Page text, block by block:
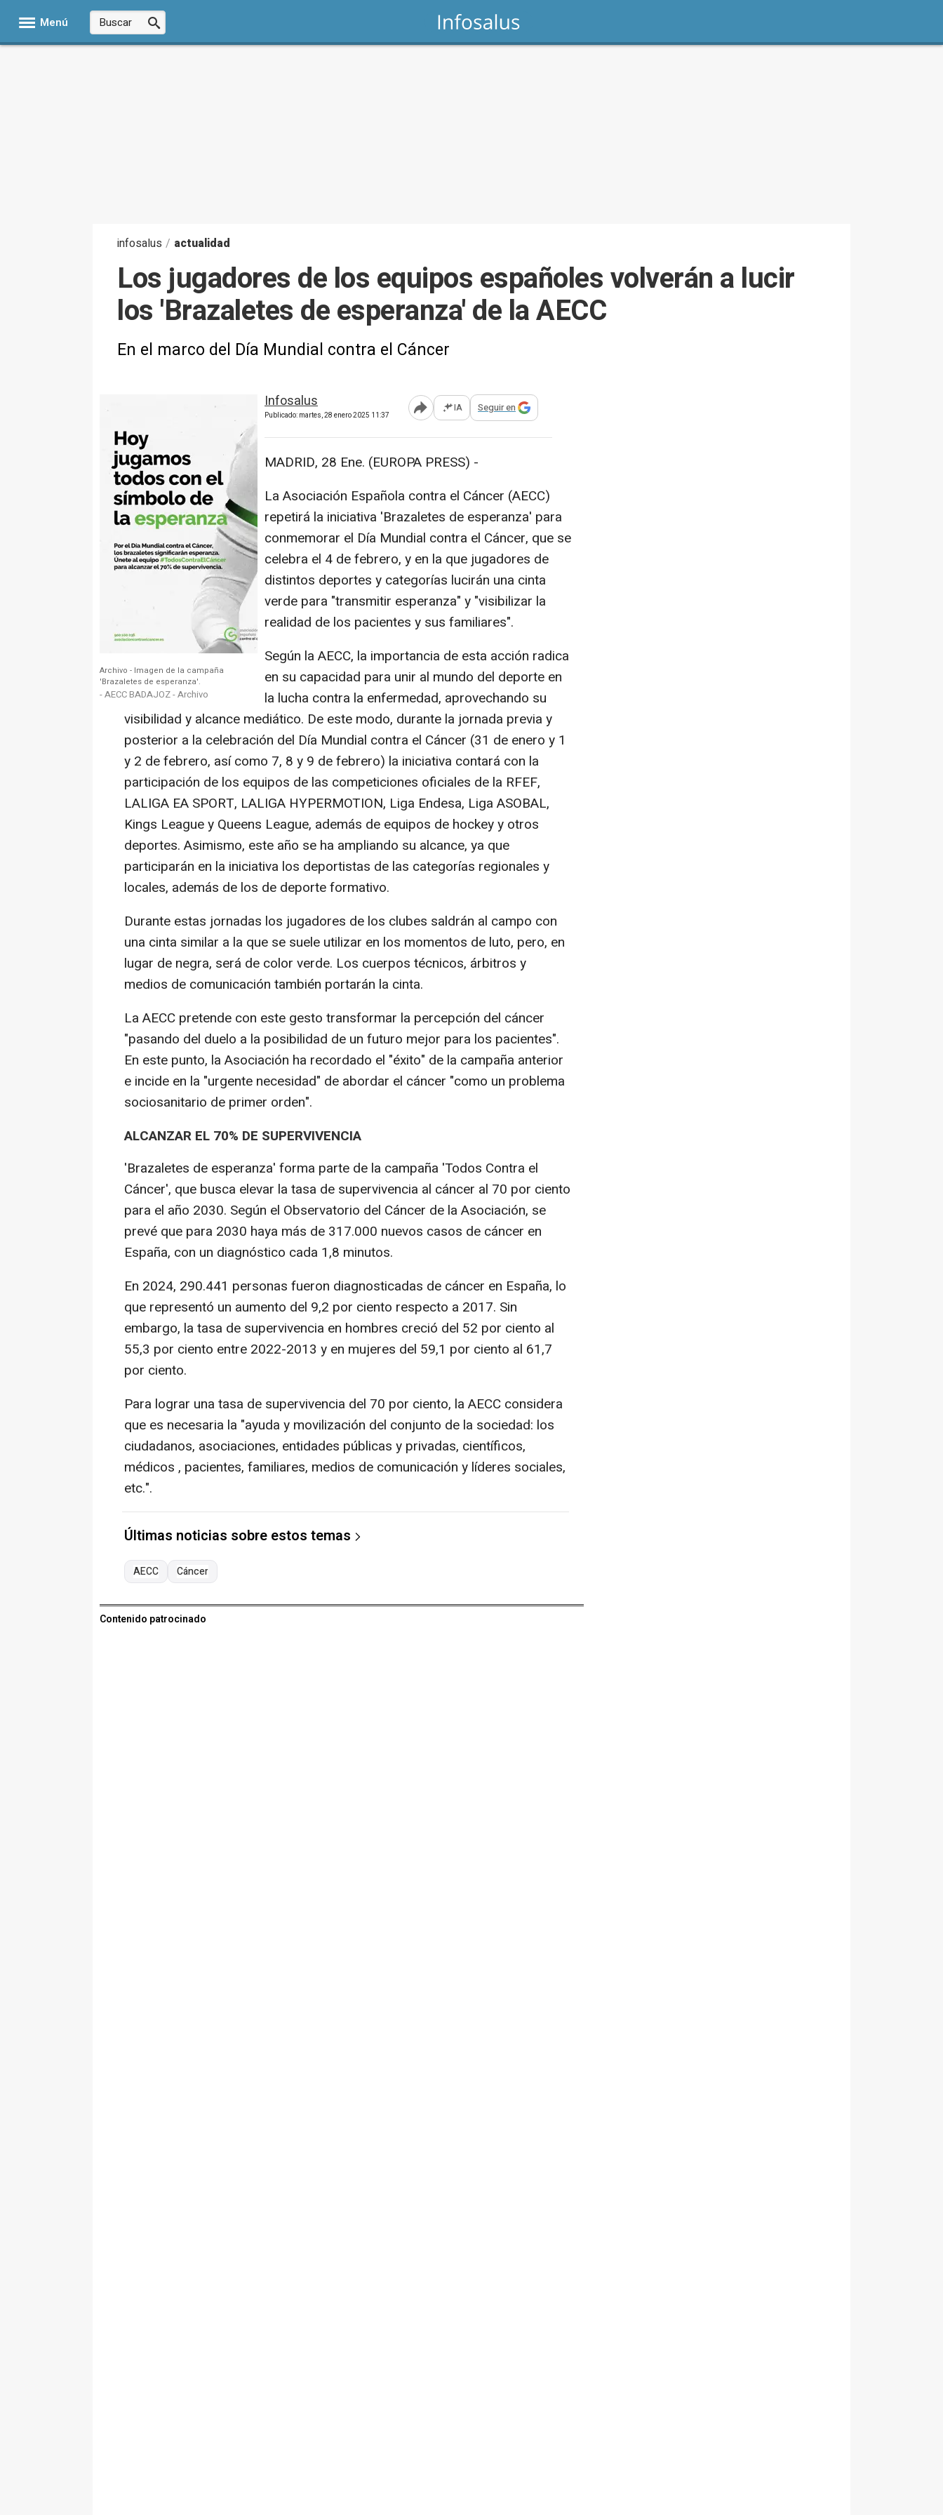
Menú
infosalus / actualidad
Los jugadores de los equipos españoles volverán a lucir
los 'Brazaletes de esperanza' de la AECC
En el marco del Día Mundial contra el Cáncer
Archivo - Imagen de la campaña
'Brazaletes de esperanza'.
- AECC BADAJOZ - Archivo
Infosalus
Publicado: martes, 28 enero 2025 11:37 Abrir opciones para compartir
IA Seguir en
MADRID, 28 Ene. (EUROPA PRESS) -
La Asociación Española contra el Cáncer (AECC)
repetirá la iniciativa 'Brazaletes de esperanza' para
conmemorar el Día Mundial contra el Cáncer, que se
celebra el 4 de febrero, y en la que jugadores de
distintos deportes y categorías lucirán una cinta
verde para "transmitir esperanza" y "visibilizar la
realidad de los pacientes y sus familiares".
Según la AECC, la importancia de esta acción radica
en su capacidad para unir al mundo del deporte en
la lucha contra la enfermedad, aprovechando su
visibilidad y alcance mediático. De este modo, durante la jornada previa y
posterior a la celebración del Día Mundial contra el Cáncer (31 de enero y 1
y 2 de febrero, así como 7, 8 y 9 de febrero) la iniciativa contará con la
participación de los equipos de las competiciones oficiales de la RFEF,
LALIGA EA SPORT, LALIGA HYPERMOTION, Liga Endesa, Liga ASOBAL,
Kings League y Queens League, además de equipos de hockey y otros
deportes. Asimismo, este año se ha ampliando su alcance, ya que
participarán en la iniciativa los deportistas de las categorías regionales y
locales, además de los de deporte formativo.
Durante estas jornadas los jugadores de los clubes saldrán al campo con
una cinta similar a la que se suele utilizar en los momentos de luto, pero, en
lugar de negra, será de color verde. Los cuerpos técnicos, árbitros y
medios de comunicación también portarán la cinta.
La AECC pretende con este gesto transformar la percepción del cáncer
"pasando del duelo a la posibilidad de un futuro mejor para los pacientes".
En este punto, la Asociación ha recordado el "éxito" de la campaña anterior
e incide en la "urgente necesidad" de abordar el cáncer "como un problema
sociosanitario de primer orden".
ALCANZAR EL 70% DE SUPERVIVENCIA
'Brazaletes de esperanza' forma parte de la campaña 'Todos Contra el
Cáncer', que busca elevar la tasa de supervivencia al cáncer al 70 por ciento
para el año 2030. Según el Observatorio del Cáncer de la Asociación, se
prevé que para 2030 haya más de 317.000 nuevos casos de cáncer en
España, con un diagnóstico cada 1,8 minutos.
En 2024, 290.441 personas fueron diagnosticadas de cáncer en España, lo
que representó un aumento del 9,2 por ciento respecto a 2017. Sin
embargo, la tasa de supervivencia en hombres creció del 52 por ciento al
55,3 por ciento entre 2022-2013 y en mujeres del 59,1 por ciento al 61,7
por ciento.
Para lograr una tasa de supervivencia del 70 por ciento, la AECC considera
que es necesaria la "ayuda y movilización del conjunto de la sociedad: los
ciudadanos, asociaciones, entidades públicas y privadas, científicos,
médicos , pacientes, familiares, medios de comunicación y líderes sociales,
etc.".
Últimas noticias sobre estos temas
AECC Cáncer
Contenido patrocinado